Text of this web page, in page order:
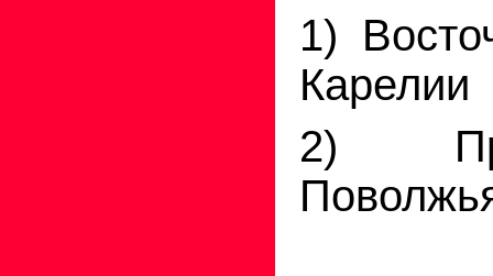
1)
Карелии
2)